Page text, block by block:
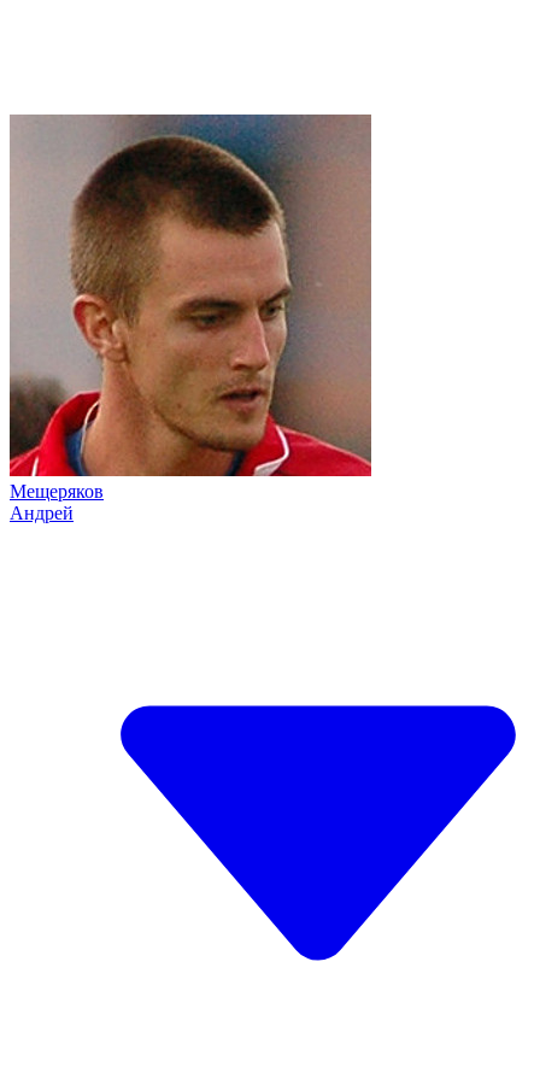
Мещеряков
Андрей